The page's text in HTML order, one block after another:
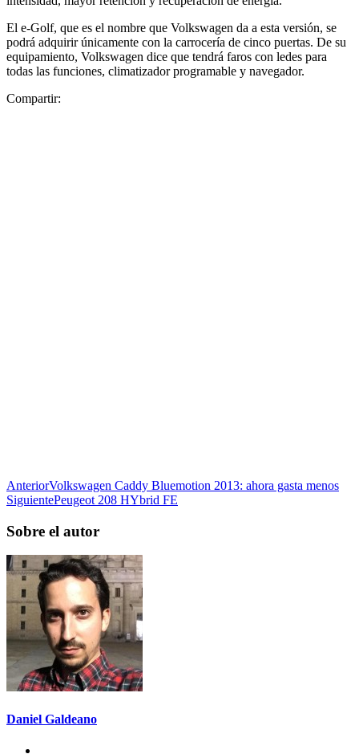
El e-Golf, que es el nombre que Volkswagen da a esta versión, se
podrá adquirir únicamente con la carrocería de cinco puertas. De su
equipamiento, Volkswagen dice que tendrá faros con ledes para
todas las funciones, climatizador programable y navegador.
Compartir:
AnteriorVolkswagen Caddy Bluemotion 2013: ahora gasta menos
SiguientePeugeot 208 HYbrid FE
Sobre el autor
Daniel Galdeano